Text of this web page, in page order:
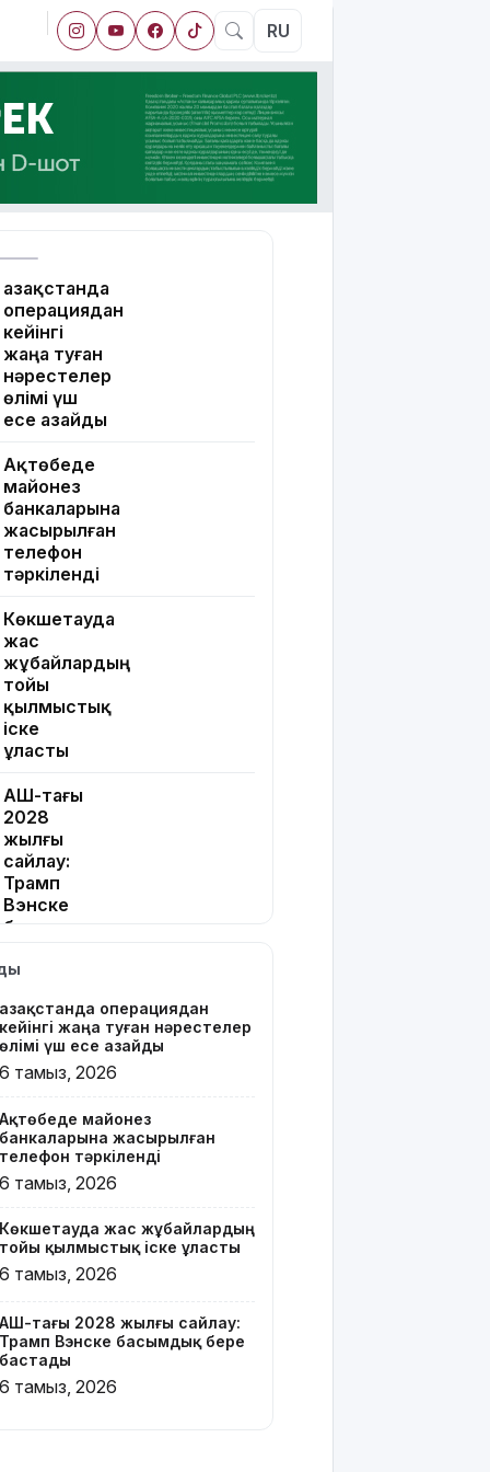
RU
Қазақстанда
операциядан
кейінгі
жаңа туған
нәрестелер
өлімі үш
есе азайды
Ақтөбеде
майонез
банкаларына
жасырылған
телефон
тәркіленді
Көкшетауда
жас
жұбайлардың
тойы
қылмыстық
іске
ұласты
АҚШ-тағы
2028
жылғы
сайлау:
Трамп
Вэнске
басымдық
бастады
Онлайн-
казиноны
жарнамалаған
Қайсар
жылға
сотталуы
мүмкін
облысында
жылына 6
мың тонна
өндіретін
құс
фабрикасы
ашылды
Қазақстанда операциядан
кейінгі жаңа туған нәрестелер
өлімі үш есе азайды
6 тамыз, 2026
Ақтөбеде майонез
банкаларына жасырылған
телефон тәркіленді
6 тамыз, 2026
Көкшетауда жас жұбайлардың
тойы қылмыстық іске ұласты
6 тамыз, 2026
АҚШ-тағы 2028 жылғы сайлау:
Трамп Вэнске басымдық бере
бастады
6 тамыз, 2026